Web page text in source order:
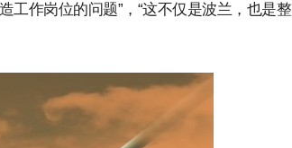
工作岗位的问题”，“这不仅是波兰，也是整